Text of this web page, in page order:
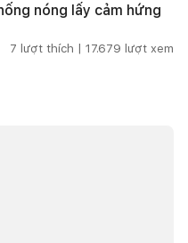
nóng lấy cảm hứng
7 lượt thích | 17.679 lượt xem